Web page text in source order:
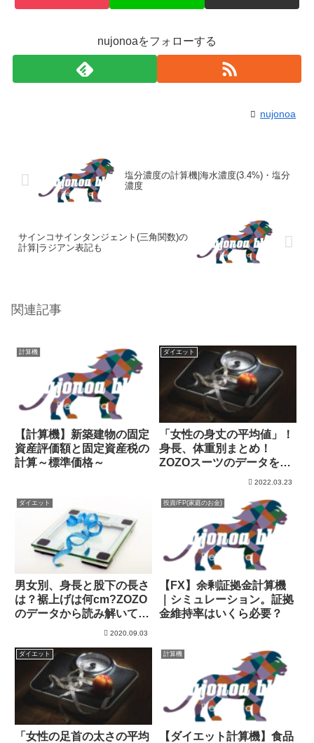
nujonoaをフォローする
nujonoa
塩分濃度の計算機|海水濃度(3.4%)・塩分
濃度
サインコサインタンジェント(三角関数)の
計算|ラジアン表記も
関連記事
計算機
【計算機】新築建物の固定
資産評価額と固定資産税の
計算～標準価格～
ダイエット
「女性の身丈の平均値」！
身長、体重別まとめ！
ZOZOスーツのデータを分
2022.03.23
ダイエット
男女別、身長と股下の長さ
は？裾上げは何cm?ZOZO
のデータから読み解いてみ
2020.09.03
投資/FP(家庭のお金)
【FX】余剰証拠金計算機
｜シミュレーション。証拠
金維持率はいくら必要？
ダイエット
「女性の足首の太さの平均
計算機
【ダイエット計算機】食品